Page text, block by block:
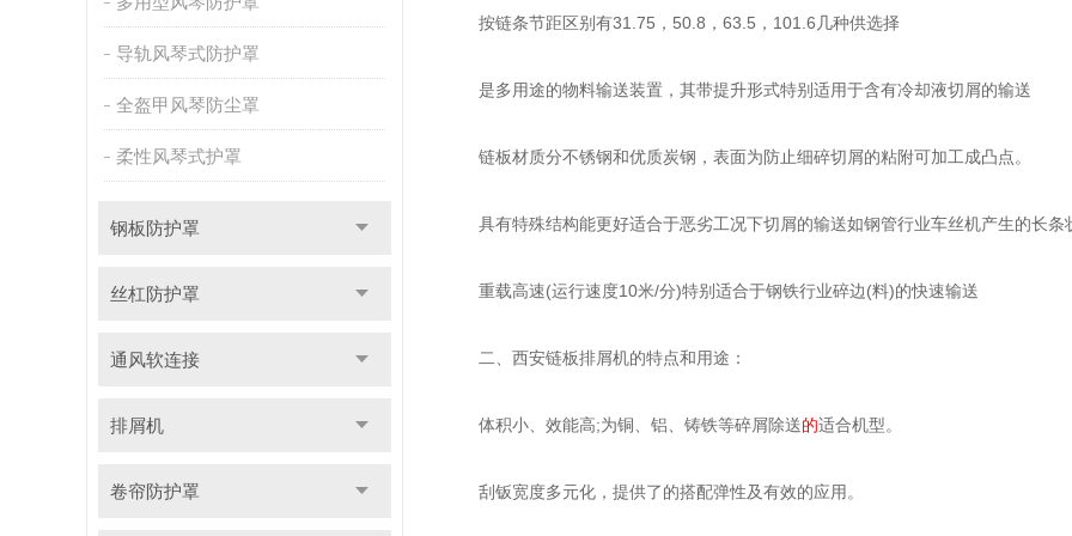
导轨风琴式防护罩
全盔甲风琴防尘罩
柔性风琴式护罩
钢板防护罩
丝杠防护罩
通风软连接
排屑机
卷帘防护罩
按链条节距区别有31.75，50.8，63.5，101.6几种供选择
是多用途的物料输送装置，其带提升形式特别适用于含有冷却液切屑的输送
链板材质分不锈钢和优质炭钢，表面为防止细碎切屑的粘附可加工成凸点。
具有特殊结构能更好适合于恶劣工况下切屑的输送如钢管行业车丝机产生的长条
重载高速(运行速度10米/分)特别适合于钢铁行业碎边(料)的快速输送
二、西安链板排屑机的特点和用途：
体积小、效能高;为铜、铝、铸铁等碎屑除送的适合机型。
刮钣宽度多元化，提供了的搭配弹性及有效的应用。